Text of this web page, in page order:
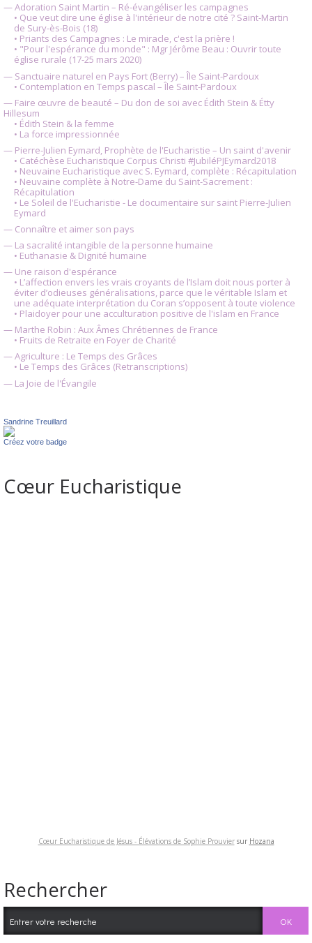
— Adoration Saint Martin – Ré-évangéliser les campagnes
• Que veut dire une église à l'intérieur de notre cité ? Saint-Martin
de Sury-ès-Bois (18)
• Priants des Campagnes : Le miracle, c'est la prière !
• "Pour l'espérance du monde" : Mgr Jérôme Beau : Ouvrir toute
église rurale (17-25 mars 2020)
— Sanctuaire naturel en Pays Fort (Berry) – Île Saint-Pardoux
• Contemplation en Temps pascal – Île Saint-Pardoux
— Faire œuvre de beauté – Du don de soi avec Édith Stein & Étty
Hillesum
• Édith Stein & la femme
• La force impressionnée
— Pierre-Julien Eymard, Prophète de l'Eucharistie – Un saint d'avenir
• Catéchèse Eucharistique Corpus Christi #JubiléPJEymard2018
• Neuvaine Eucharistique avec S. Eymard, complète : Récapitulation
• Neuvaine complète à Notre-Dame du Saint-Sacrement :
Récapitulation
• Le Soleil de l'Eucharistie - Le documentaire sur saint Pierre-Julien
Eymard
— Connaître et aimer son pays
— La sacralité intangible de la personne humaine
• Euthanasie & Dignité humaine
— Une raison d'espérance
• L’affection envers les vrais croyants de l’Islam doit nous porter à
éviter d’odieuses généralisations, parce que le véritable Islam et
une adéquate interprétation du Coran s’opposent à toute violence
• Plaidoyer pour une acculturation positive de l'islam en France
— Marthe Robin : Aux Âmes Chrétiennes de France
• Fruits de Retraite en Foyer de Charité
— Agriculture : Le Temps des Grâces
• Le Temps des Grâces (Retranscriptions)
— La Joie de l'Évangile
Sandrine Treuillard
Créez votre badge
Cœur Eucharistique
Cœur Eucharistique de Jésus - Élévations de Sophie Prouviersur Hozana
Rechercher